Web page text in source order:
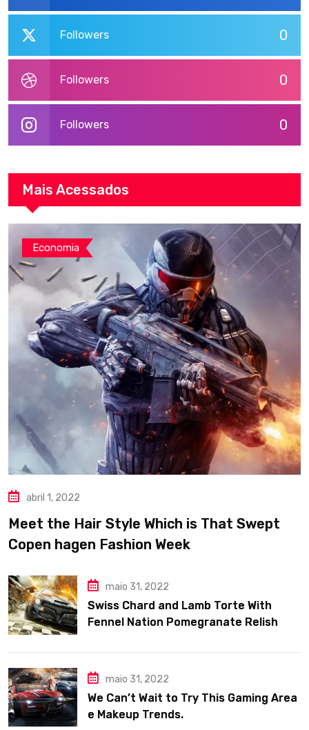
0
Followers
0
Followers
0
Followers
Mais Acessados
Economia
abril 1, 2022
Meet the Hair Style Which is That Swept
Copen hagen Fashion Week
maio 31, 2022
Swiss Chard and Lamb Torte With
Fennel Nation Pomegranate Relish
maio 31, 2022
We Can’t Wait to Try This Gaming Area
e Makeup Trends.